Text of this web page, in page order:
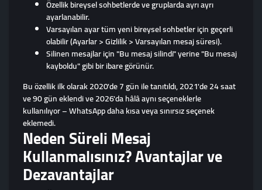
Özellik bireysel sohbetlerde ve gruplarda ayrı ayrı
ayarlanabilir.
Varsayılan ayar tüm yeni bireysel sohbetler için geçerli
olabilir (Ayarlar > Gizlilik > Varsayılan mesaj süresi).
Silinen mesajlar için "Bu mesaj silindi" yerine "Bu mesaj
kayboldu" gibi bir ibare görünür.
Bu özellik ilk olarak 2020'de 7 gün ile tanıtıldı, 2021'de 24 saat
ve 90 gün eklendi ve 2026'da hâlâ aynı seçeneklerle
kullanılıyor – WhatsApp daha kısa veya sınırsız seçenek
eklemedi.
Neden Süreli Mesaj
Kullanmalısınız? Avantajlar ve
Dezavantajlar